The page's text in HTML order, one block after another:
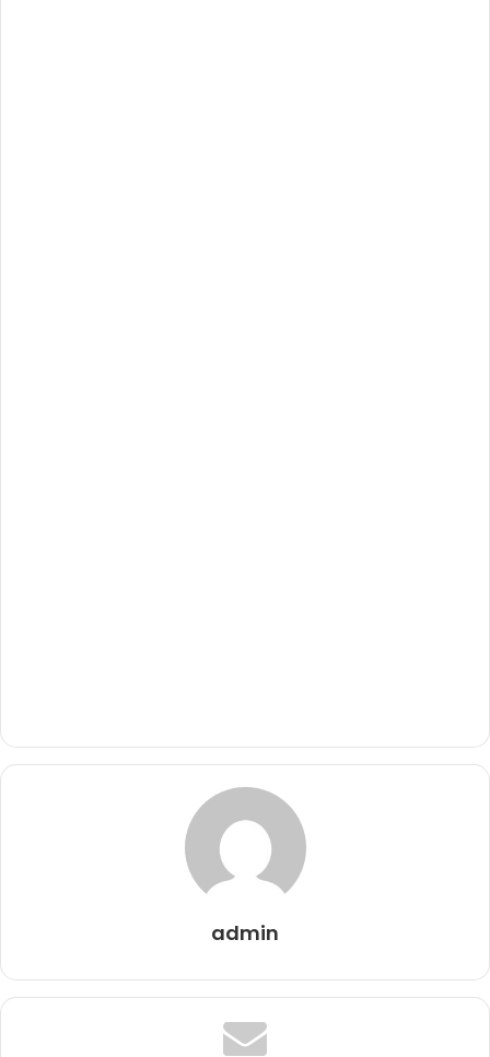
admin